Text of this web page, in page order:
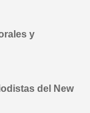
y
del New